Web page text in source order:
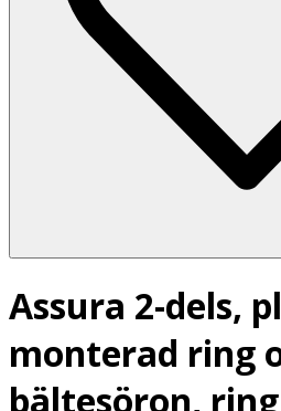
Assura 2-dels,
monterad ring
bältesöron,